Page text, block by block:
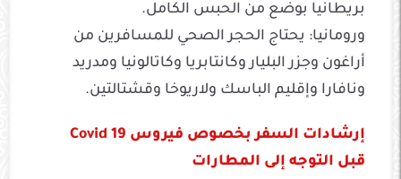
بريطانيا بوضع من الحبس الكامل.
ورومانيا: يحتاج الحجر الصحي للمسافرين من
أراغون وجزر البليار وكانتابريا وكاتالونيا ومدريد
ونافارا وإقليم الباسك ولاريوخا وقشتالتين.
إرشادات السفر بخصوص فيروس Covid 19
قبل التوجه إلى المطارات